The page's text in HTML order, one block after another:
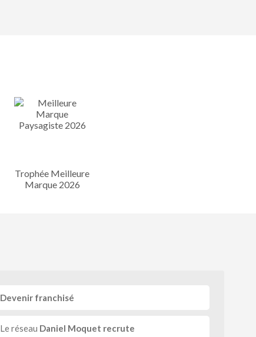
Trophée Meilleure
Marque 2026
Devenir franchisé
Le réseau Daniel Moquet recrute